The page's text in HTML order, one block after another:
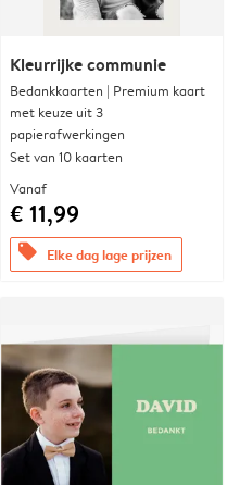
Kleurrijke communie
Bedankkaarten | Premium kaart
met keuze uit 3
papierafwerkingen
Set van 10 kaarten
Vanaf
€ 11,99
offers Elke dag lage prijzen